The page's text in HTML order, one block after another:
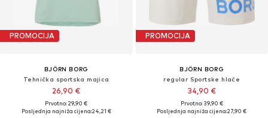
PROMOCIJA
BJÖRN BORG
Tehnička sportska majica
26,90 €
Prvotno: 29,90 €
Posljednja najniža cijena:24,21 €
PROMOCIJA
BJÖRN BORG
regular Sportske hlače
34,90 €
Prvotno: 39,90 €
Posljednja najniža cijena:27,90 €